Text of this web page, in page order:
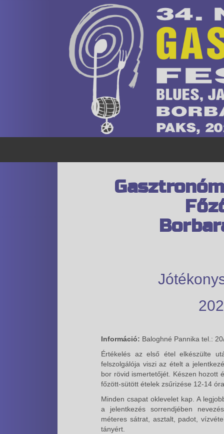
Információ: Baloghné Pannika tel.:
Értékelés az első étel elkészülte
felszolgálója viszi az ételt a
bor rövid ismertetőjét. Készen hozott
főzött-sütött ételek zsűrizése 12-14
Minden csapat oklevelet kap. A
a jelentkezés sorrendjében
méteres sátrat, asztalt, padot,
tányért.